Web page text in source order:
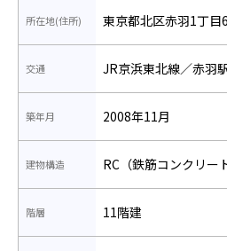
所在地(住所) 東京都北区赤羽1丁目
交通 JR京浜東北線／赤羽
築年月 2008年11月
建物構造 RC（鉄筋コンクリート
階層 11階建